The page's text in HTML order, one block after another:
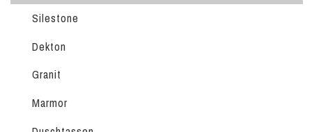
Silestone
Dekton
Granit
Marmor